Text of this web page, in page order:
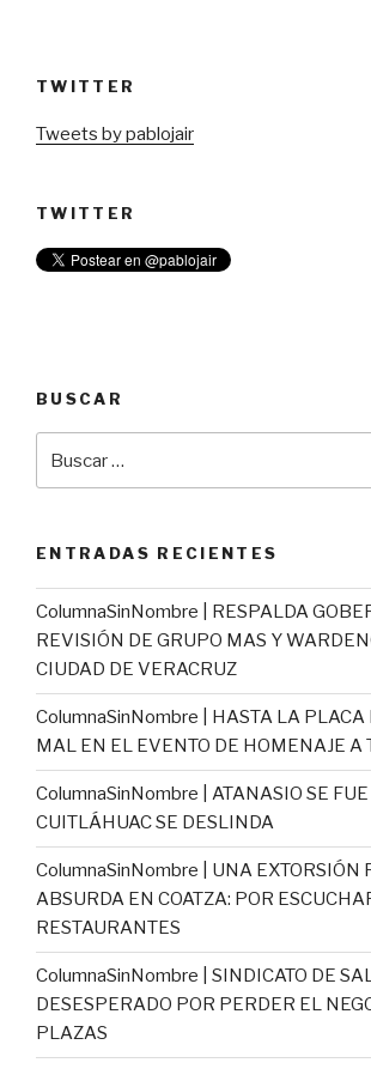
TWITTER
Tweets by pablojair
TWITTER
BUSCAR
por:
ENTRADAS RECIENTES
ColumnaSinNombre | RESPALDA
REVISIÓN DE GRUPO MAS Y
CIUDAD DE VERACRUZ
ColumnaSinNombre | HASTA LA PLACA
MAL EN EL EVENTO DE HOMENAJE A
ColumnaSinNombre | ATANASIO SE
CUITLÁHUAC SE DESLINDA
ColumnaSinNombre | UNA EXTORSIÓN
ABSURDA EN COATZA: POR
RESTAURANTES
ColumnaSinNombre | SINDICATO DE
DESESPERADO POR PERDER EL
PLAZAS